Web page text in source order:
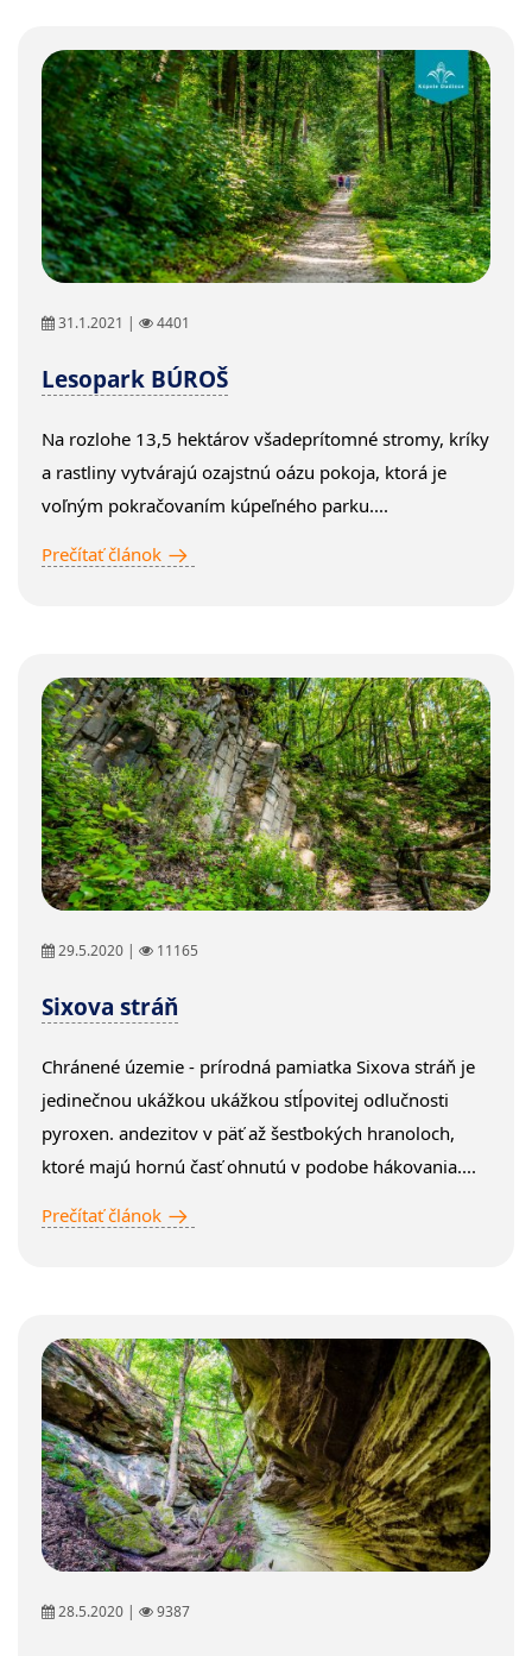
31.1.2021 | 4401
Lesopark BÚROŠ
Na rozlohe 13,5 hektárov všadeprítomné stromy, kríky
a rastliny vytvárajú ozajstnú oázu pokoja, ktorá je
voľným pokračovaním kúpeľného parku....
Prečítať článok
29.5.2020 | 11165
Sixova stráň
Chránené územie - prírodná pamiatka Sixova stráň je
jedinečnou ukážkou ukážkou stĺpovitej odlučnosti
pyroxen. andezitov v päť až šesťbokých hranoloch,
ktoré majú hornú časť ohnutú v podobe hákovania....
Prečítať článok
28.5.2020 | 9387